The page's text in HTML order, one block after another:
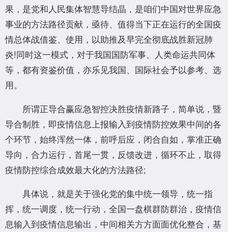
果，是党和人民集体智慧导结晶，是咱们中国对世界应急
事业的方法路径贡献，亟待、值得当下正在运行的全国疫
情总体战借鉴、使用，以助推及早完全彻底战胜新冠肺
炎!同时这一模式，对于我国国防军事、人类命运共同体
等，都有资鉴价值，亦乐见我国、国际社会予以参考、选
用。
所谓正导合赢应急智控决胜疫情新路子，简单说，暨
导合制胜，即疫情信息上报输入到疫情防控效果中间的各
个环节，始终浑然一体，前呼后应，闭合自如，掌准正确
导向，合力运行，首尾一贯，反馈改进，循环不止，取得
疫情防控综合成效最大化的方法路径;
具体说，就是关于强化党的集中统一领导，统一指
挥，统一调度，统一行动，全国一盘棋群防群治，疫情信
息输入到疫情信息输出，中间相关方方面面优化整合，基